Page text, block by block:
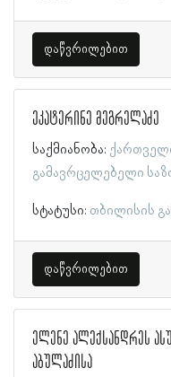
დაწვრილებით
ეკატერინე მეგრელაძე
საქმიანობა:
გამავრცელებელი
სტატუსი: თბილისის
დაწვრილებით
ელენე ალექსანდრეს
აბულაძისა